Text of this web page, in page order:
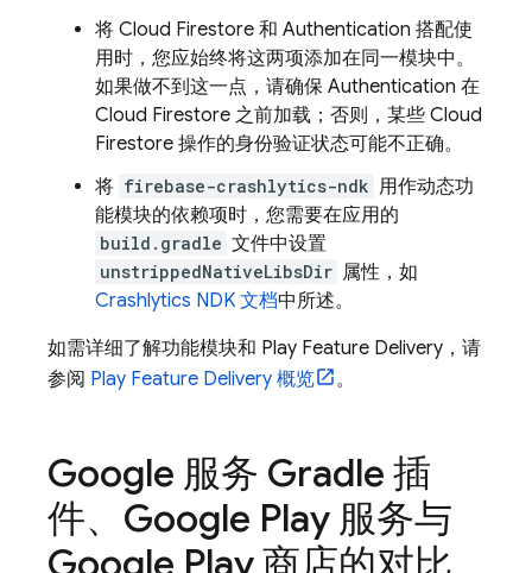
将 Cloud Firestore 和 Authentication 搭配使
用时，您应始终将这两项添加在同一模块中。
如果做不到这一点，请确保 Authentication 在
Cloud Firestore 之前加载 ；否则，某些 Cloud
Firestore 操作的身份验证状态可能不正确。
将 firebase-crashlytics-ndk 用作动态功
能模块的依赖项时，您需要在应用的
build.gradle 文件中设置
unstrippedNativeLibsDir 属性，如
Crashlytics NDK 文档中所述。
如需详细了解功能模块和 Play Feature Delivery，请
参阅 Play Feature Delivery 概览 。
Google 服务 Gradle 插
件、Google Play 服务与
Google Play 商店的对比